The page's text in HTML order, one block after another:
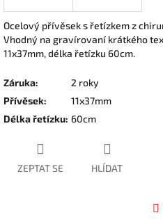
Ocelový přívěsek s řetízkem z
Vhodný na gravírovaní krátkého
11x37mm, délka řetízku 60cm.
Záruka:
2 roky
Přívěsek:
11x37mm
Délka řetízku: 60cm
ZEPTAT SE HLÍDAT